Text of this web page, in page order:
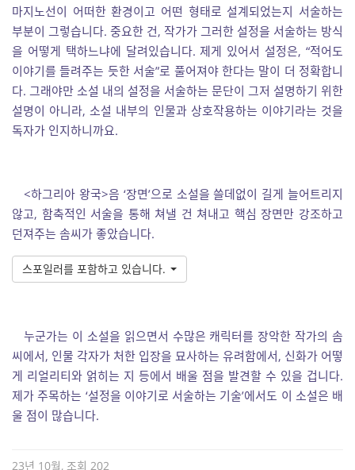
마지노선이 어떠한 환경이고 어떤 형태로 설계되었는지 서술하는
부분이 그렇습니다. 중요한 건, 작가가 그러한 설정을 서술하는 방식
을 어떻게 택하느냐에 달려있습니다. 제게 있어서 설정은, “적어도
이야기를 들려주는 듯한 서술”로 풀어져야 한다는 말이 더 정확합니
다. 그래야만 소설 내의 설정을 서술하는 문단이 그저 설명하기 위한
설명이 아니라, 소설 내부의 인물과 상호작용하는 이야기라는 것을
독자가 인지하니까요.
<하그리아 왕국>음 ‘장면’으로 소설을 쓸데없이 길게 늘어트리지
않고, 함축적인 서술을 통해 쳐낼 건 쳐내고 핵심 장면만 강조하고
던져주는 솜씨가 좋았습니다.
스포일러를 포함하고 있습니다.
누군가는 이 소설을 읽으면서 수많은 캐릭터를 장악한 작가의 솜
씨에서, 인물 각자가 처한 입장을 묘사하는 유려함에서, 신화가 어떻
게 리얼리티와 얽히는 지 등에서 배울 점을 발견할 수 있을 겁니다.
제가 주목하는 ‘설정을 이야기로 서술하는 기술’에서도 이 소설은 배
울 점이 많습니다.
23년 10월, 조회 202